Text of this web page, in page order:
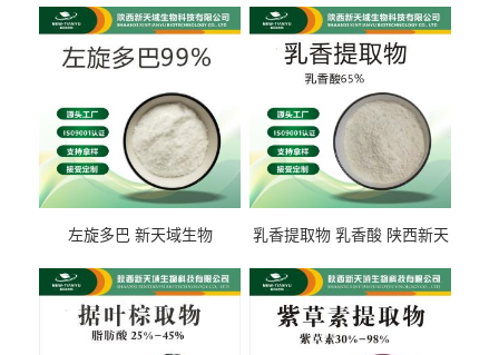
左旋多巴 新天域生物
乳香提取物 乳香酸 陕西新天